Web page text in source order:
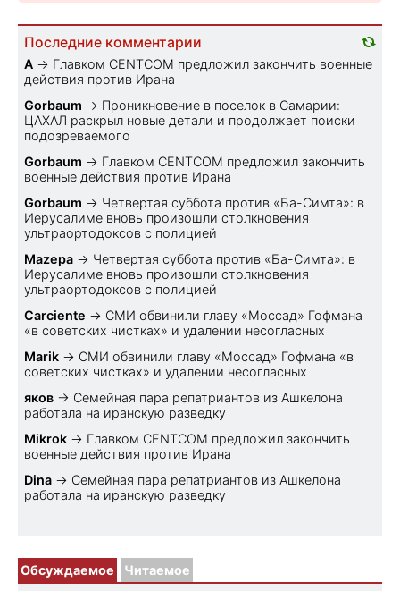
Последние комментарии
A → Главком CENTCOM предложил закончить военные
действия против Ирана
Gorbaum → Проникновение в поселок в Самарии:
ЦАХАЛ раскрыл новые детали и продолжает поиски
подозреваемого
Gorbaum → Главком CENTCOM предложил закончить
военные действия против Ирана
Gorbaum → Четвертая суббота против «Ба-Симта»: в
Иерусалиме вновь произошли столкновения
ультраортодоксов с полицией
Mazepa → Четвертая суббота против «Ба-Симта»: в
Иерусалиме вновь произошли столкновения
ультраортодоксов с полицией
Carciente → СМИ обвинили главу «Моссад» Гофмана
«в советских чистках» и удалении несогласных
Marik → СМИ обвинили главу «Моссад» Гофмана «в
советских чистках» и удалении несогласных
яков → Семейная пара репатриантов из Ашкелона
работала на иранскую разведку
Mikrok → Главком CENTCOM предложил закончить
военные действия против Ирана
Dina → Семейная пара репатриантов из Ашкелона
работала на иранскую разведку
Обсуждаемое Читаемое